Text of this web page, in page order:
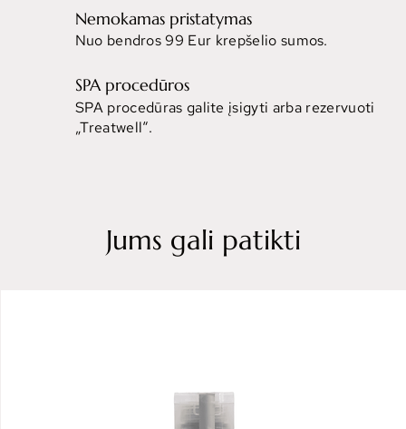
Nemokamas pristatymas
Nuo bendros 99 Eur krepšelio sumos.
SPA procedūros
SPA procedūras galite įsigyti arba rezervuoti
„Treatwell“.
Jums gali patikti